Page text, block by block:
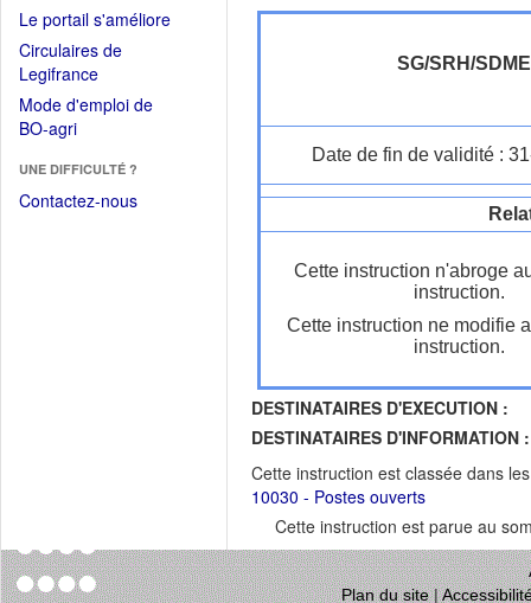
Le portail s'améliore(Fichier
Circulaires de
Legifrance(Ouvrir
dans
une
fenêtre)
Mode d'emploi de
BO-agri(Ouvrir
une
nouvelle
UNE DIFFICULTÉ ?
Contactez-nous
SG/SRH/
Date de fin de validité :
Cette instruction n'abroge
instruction.
Cette instruction ne modifie
instruction.
DESTINATAIRES D'EXECUTION :
DESTINATAIRES D'INFORMATION :
Cette instruction est classée dans
10030 - Postes ouverts
Cette instruction est parue au
Plan du site|